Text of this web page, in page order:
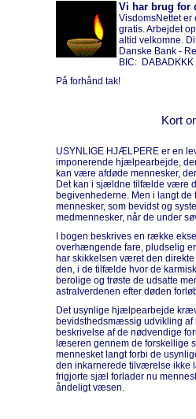
Vi har brug for
VisdomsNettet er
gratis. Arbejdet
altid velkomne.
Danske Bank -
BIC:
På forhånd tak!
Kort
USYNLIGE HJÆLPERE er en
imponerende hjælpearbejde,
kan være afdøde mennesker,
Det kan i sjældne tilfælde være
begivenhederne. Men i langt
mennesker, som bevidst og
medmennesker, når de under
I bogen beskrives en række
overhængende fare, pludselig
har skikkelsen været den
den, i de tilfælde hvor de
berolige og trøste de udsatte
astralverdenen efter døden
Det usynlige hjælpearbejde
bevidsthedsmæssig udvikling
beskrivelse af de nødvendige
læseren gennem de forskellige
mennesket langt forbi de
den inkarnerede tilværelse ikke
frigjorte sjæl forlader nu
åndeligt væsen.